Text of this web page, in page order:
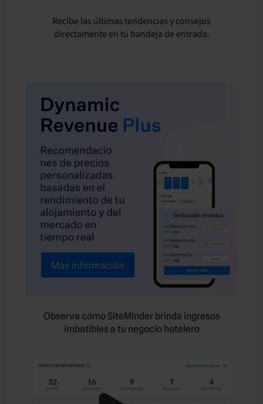
Recibe las últimas tendencias y consejos
directamente en tu bandeja de entrada.
Observa cómo SiteMinder brinda ingresos
imbatibles a tu negocio hotelero